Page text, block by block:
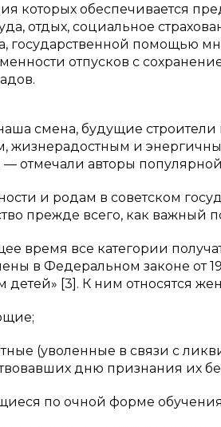
которых обеспечивается
отдых, социальное
государственной помощью
отпусков с
смена, будущие строители
жизнерадостным и
отмечали авторы популярной
и родам в советском
прежде всего, как важный
время все категории
в Федеральном законе от
[3]. К ним относятся
(уволенные в связи с
дню признания их
по очной форме